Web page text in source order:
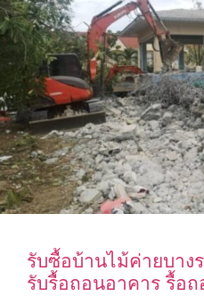
รับซื้อบ้านไม้ค่ายบาง
รับรื้อถอนอาคาร รื้อ